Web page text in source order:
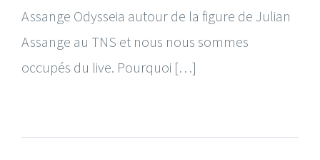
Assange Odysseia autour de la figure de Julian
Assange au TNS et nous nous sommes
occupés du live. Pourquoi […]